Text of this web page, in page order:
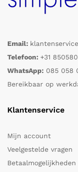
Email:
Telefoon: +31
WhatsApp: 085 058
Bereikbaar op
Klantenservice
Mijn account
Veelgestelde vragen
Betaalmogelijkheden